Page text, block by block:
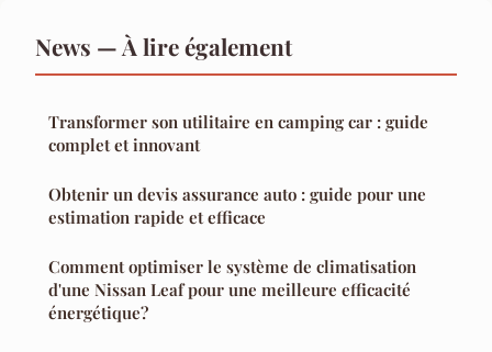
News — À lire également
Transformer son utilitaire en camping car : guide
complet et innovant
Obtenir un devis assurance auto : guide pour une
estimation rapide et efficace
Comment optimiser le système de climatisation
d'une Nissan Leaf pour une meilleure efficacité
énergétique?